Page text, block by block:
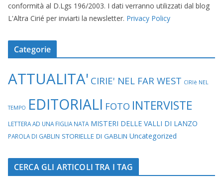
conformità al D.Lgs 196/2003. I dati verranno utilizzati dal blog
L'Altra Cirié per inviarti la newsletter. Privacy Policy
Categorie
ATTUALITA' CIRIE' NEL FAR WEST CIRIè NEL
TEMPO EDITORIALI FOTO INTERVISTE
LETTERA AD UNA FIGLIA NATA MISTERI DELLE VALLI DI LANZO
PAROLA DI GABLIN STORIELLE DI GABLIN Uncategorized
CERCA GLI ARTICOLI TRA I TAG